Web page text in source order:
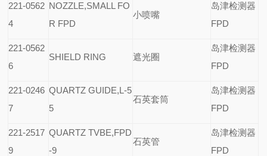
221-0562
4
NOZZLE,SMALL FO
R FPD
小喷嘴
岛津检测器
FPD
221-0562
6
SHIELD RING 遮光圈
岛津检测器
FPD
221-0246
7
QUARTZ GUIDE,L-5
5
石英套筒
岛津检测器
FPD
221-2517
9
QUARTZ TVBE,FPD
-9
石英管
岛津检测器
FPD